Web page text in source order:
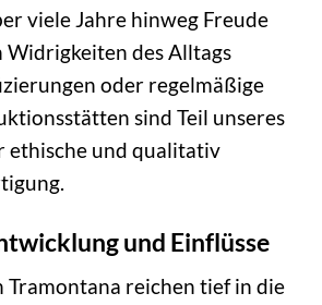
viele Jahre hinweg Freude
des Alltags
oder regelmäßige
sind Teil unseres
ethische und qualitativ
und Einflüsse
Tramontana reichen tief in die